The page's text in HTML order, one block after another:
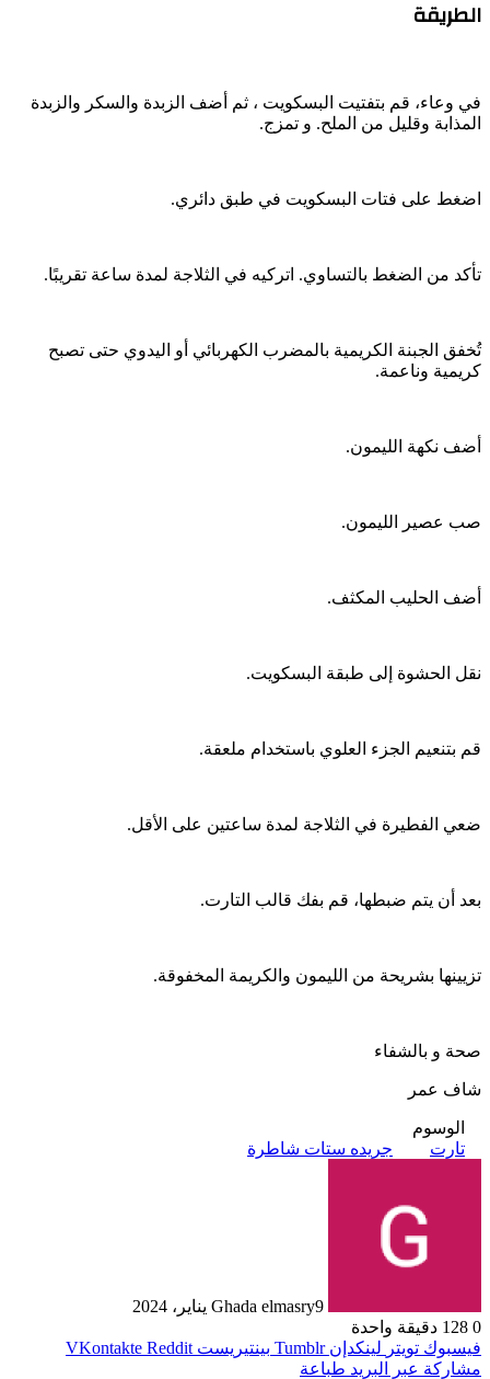
الطريقة
في وعاء، قم بتفتيت البسكويت ، ثم أضف الزبدة والسكر والزبدة
المذابة وقليل من الملح. و تمزج.
اضغط على فتات البسكويت في طبق دائري.
تأكد من الضغط بالتساوي. اتركيه في الثلاجة لمدة ساعة تقريبًا.
تُخفق الجبنة الكريمية بالمضرب الكهربائي أو اليدوي حتى تصبح
كريمية وناعمة.
أضف نكهة الليمون.
صب عصير الليمون.
أضف الحليب المكثف.
نقل الحشوة إلى طبقة البسكويت.
قم بتنعيم الجزء العلوي باستخدام ملعقة.
ضعي الفطيرة في الثلاجة لمدة ساعتين على الأقل.
بعد أن يتم ضبطها، قم بفك قالب التارت.
تزيينها بشريحة من الليمون والكريمة المخفوقة.
صحة و بالشفاء
شاف عمر
الوسوم
تارت
جريده ستات شاطرة
Ghada elmasry9 يناير، 2024
0
دقيقة واحدة
فيسبوك تويتر لينكدإن بينتيريست
مشاركة عبر البريد طباعة